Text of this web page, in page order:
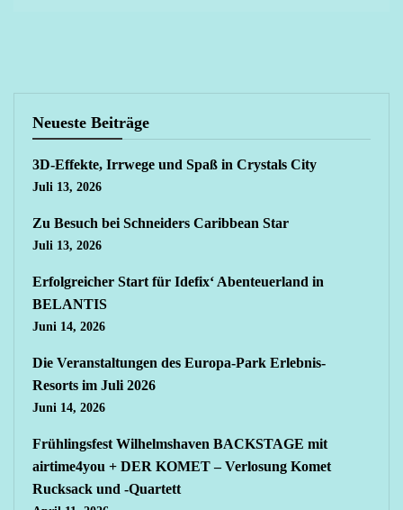
Neueste Beiträge
3D-Effekte, Irrwege und Spaß in Crystals City
Juli 13, 2026
Zu Besuch bei Schneiders Caribbean Star
Juli 13, 2026
Erfolgreicher Start für Idefix‘ Abenteuerland in
BELANTIS
Juni 14, 2026
Die Veranstaltungen des Europa-Park Erlebnis-
Resorts im Juli 2026
Juni 14, 2026
Frühlingsfest Wilhelmshaven BACKSTAGE mit
airtime4you + DER KOMET – Verlosung Komet
Rucksack und -Quartett